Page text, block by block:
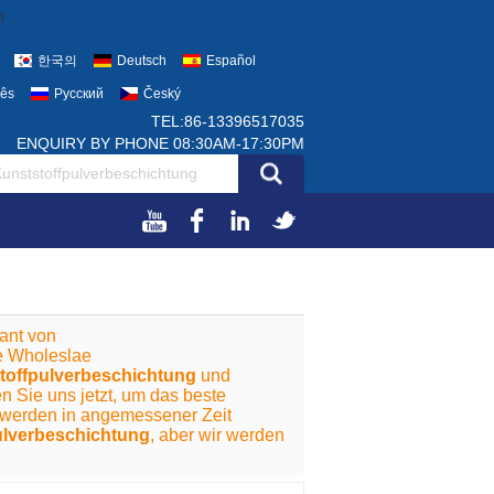
한국의 Deutsch Español
Русский Český
TEL:86-13396517035
ENQUIRY BY PHONE 08:30AM-17:30PM
von
Wholeslae
und
Sie uns jetzt, um das beste
in angemessener Zeit
, aber wir werden